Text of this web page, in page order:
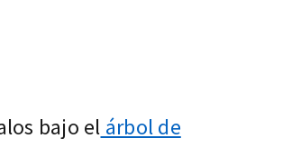
bajo el árbol de